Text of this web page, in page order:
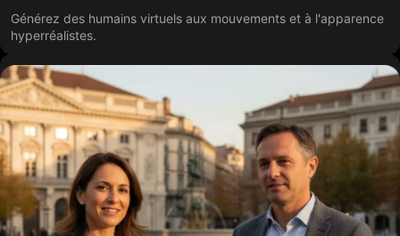
Générez des humains virtuels aux mouvements et à l'apparence
hyperréalistes.